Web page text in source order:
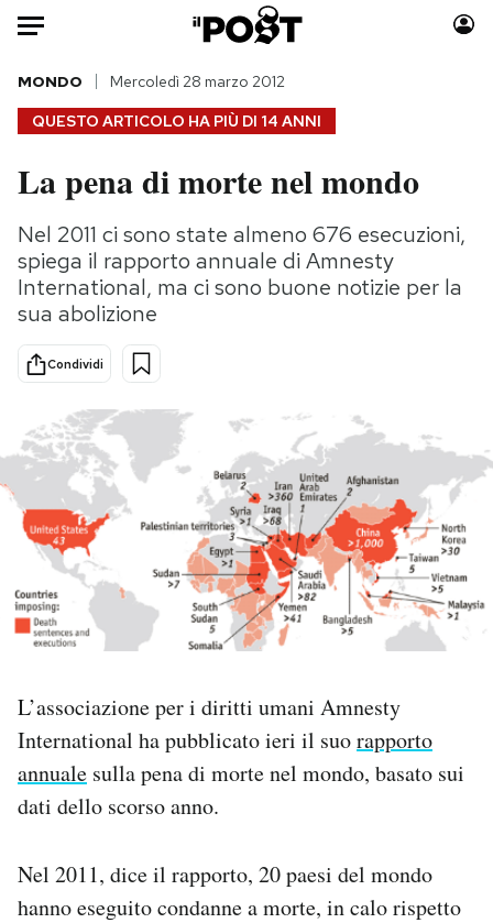
Auto
HOME
Italia
Politica
Tecnologia
Internet
Scienza
Cultura
Economia
Sport
Moda
Consumismi
Mondiali calcio 2026
PODCAST
NEWSLETTER
SHOP
AREA PERSONALE
QUESTO ARTICOLO HA PIÙ DI 14 ANNI
MONDO Mercoledì 28 marzo 2012
La pena di morte nel mondo
Nel 2011 ci sono state almeno 676 esecuzioni,
spiega il rapporto annuale di Amnesty
International, ma ci sono buone notizie per la
sua abolizione
Condividi
L’associazione per i diritti umani Amnesty
International ha pubblicato ieri il suorapporto
annuale sulla pena di morte nel mondo, basato sui
dati dello scorso anno.
Nel 2011, dice il rapporto, 20 paesi del mondo
hanno eseguito condanne a morte, in calo rispetto